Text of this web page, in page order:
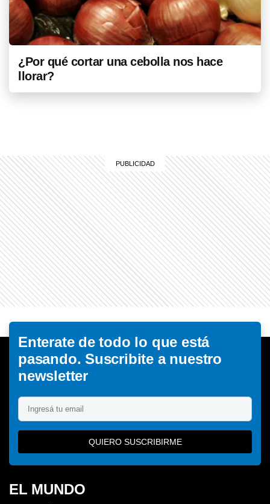
¿Por qué cortar una cebolla nos hace
llorar?
Enterate de todo lo que está
pasando. Suscribite a nuestro
newsletter
QUIERO SUSCRIBIRME
EL MUNDO